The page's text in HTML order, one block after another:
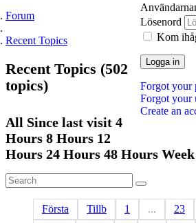
Lösenord
Kom
Logga in
Forgot your
Forgot your
Create an
Forum
Recent Topics
Recent Topics (502
topics)
All Since last visit 4
Hours 8 Hours 12
Hours 24 Hours 48 Hours
Första Tillb 1 ... 23